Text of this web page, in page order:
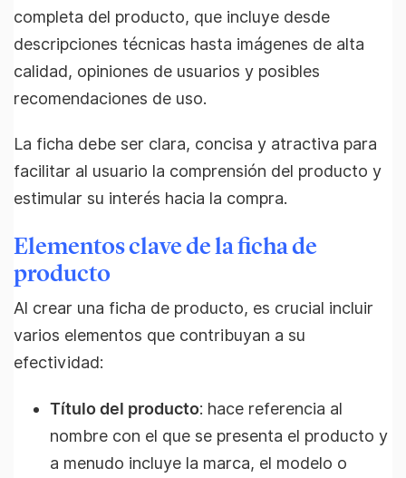
completa del producto, que incluye desde
descripciones técnicas hasta imágenes de alta
calidad, opiniones de usuarios y posibles
recomendaciones de uso.
La ficha debe ser clara, concisa y atractiva para
facilitar al usuario la comprensión del producto y
estimular su interés hacia la compra.
Elementos clave de la ficha de
producto
Al crear una ficha de producto, es crucial incluir
varios elementos que contribuyan a su
efectividad:
Título del producto: hace referencia al
nombre con el que se presenta el producto y
a menudo incluye la marca, el modelo o